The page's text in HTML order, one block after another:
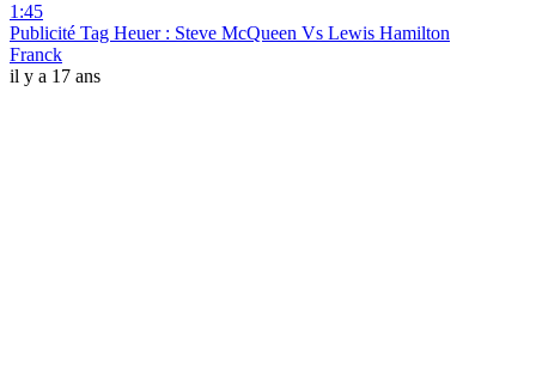
1:45
Publicité Tag Heuer : Steve McQueen Vs Lewis Hamilton
Franck
il y a 17 ans